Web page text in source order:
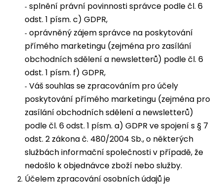
- splnění právní povinnosti správce podle čl. 6
odst. 1 písm. c) GDPR,
- oprávněný zájem správce na poskytování
přímého marketingu (zejména pro zasílání
obchodních sdělení a newsletterů) podle čl. 6
odst. 1 písm. f) GDPR,
- Váš souhlas se zpracováním pro účely
poskytování přímého marketingu (zejména pro
zasílání obchodních sdělení a newsletterů)
podle čl. 6 odst. 1 písm. a) GDPR ve spojení s § 7
odst. 2 zákona č. 480/2004 Sb., o některých
službách informační společnosti v případě, že
nedošlo k objednávce zboží nebo služby.
Účelem zpracování osobních údajů je